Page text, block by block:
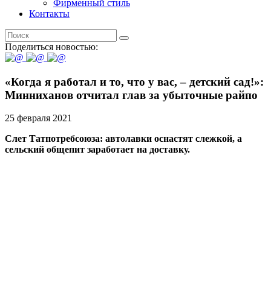
Фирменный стиль
Контакты
Поделиться новостью:
«Когда я работал и то, что у вас, – детский сад!»:
Минниханов отчитал глав за убыточные райпо
25 февраля 2021
Слет Татпотребсоюза: автолавки оснастят слежкой, а
сельский общепит заработает на доставку.